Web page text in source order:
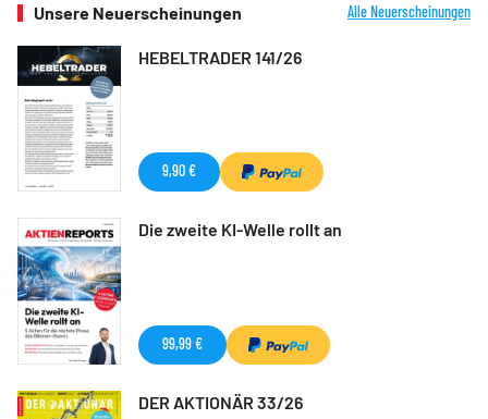
Unsere Neuerscheinungen Alle Neuerscheinungen
HEBELTRADER 141/26
9,90 €
Die zweite KI-Welle rollt an
99,99 €
DER AKTIONÄR 33/26